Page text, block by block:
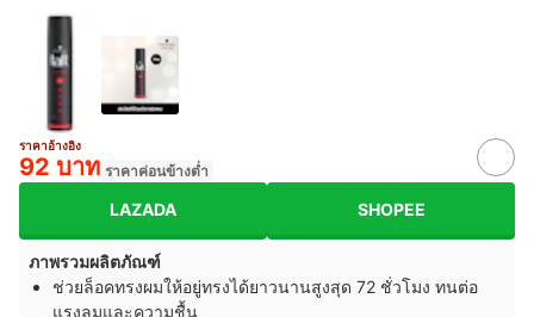
ราคาอ้างอิง
92 บาท ราคาค่อนข้างต่ำ
LAZADA SHOPEE
ภาพรวมผลิตภัณฑ์
ช่วยล็อคทรงผมให้อยู่ทรงได้ยาวนานสูงสุด 72 ชั่วโมง ทนต่อ
แรงลมและความชื้น